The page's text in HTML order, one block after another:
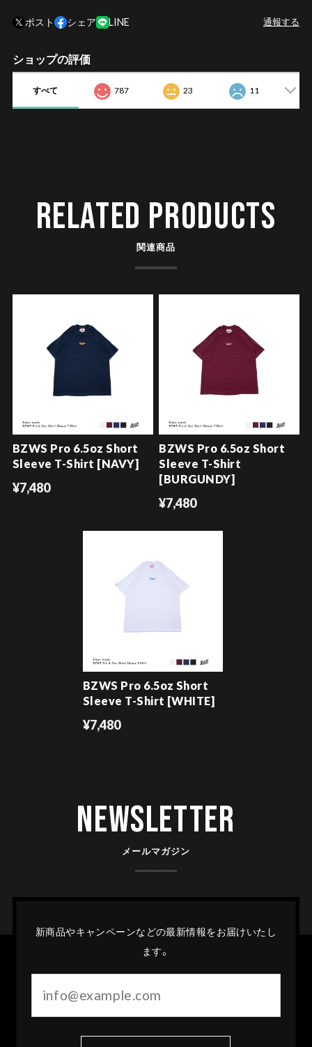
ポスト シェア LINE 通報する
ショップの評価
すべて 787 23 11
RELATED PRODUCTS
関連商品
BZWS Pro 6.5oz Short
Sleeve T-Shirt [NAVY]
¥7,480
BZWS Pro 6.5oz Short
Sleeve T-Shirt
[BURGUNDY]
¥7,480
BZWS Pro 6.5oz Short
Sleeve T-Shirt [WHITE]
¥7,480
Newsletter
メールマガジン
新商品やキャンペーンなどの最新情報をお届けいたし
ます。